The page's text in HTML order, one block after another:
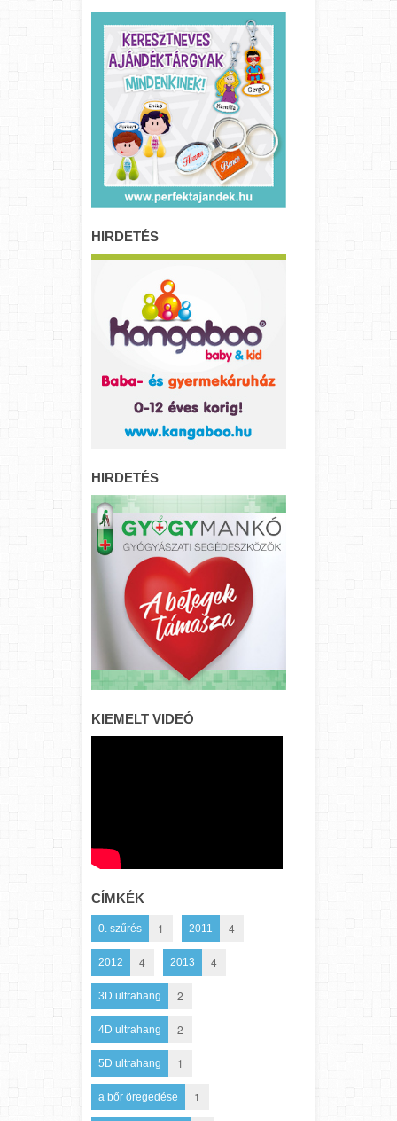
HIRDETÉS
HIRDETÉS
KIEMELT VIDEÓ
CÍMKÉK
0. szűrés 1 2011 4
2012 4 2013 4
3D ultrahang 2
4D ultrahang 2
5D ultrahang 1
a bőr öregedése 1